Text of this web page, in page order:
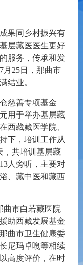
果同乡村振兴有
层藏医医生更好
服务，传承和发
7月 25日，那曲市
结业。
慈善专项基金
用于举办基层藏
西藏藏医学院、
下， 培训工作从
，共培训基层藏
13人旁听， 主要对
、藏中医和藏西
曲市白若藏医院
助西藏发展基金
曲市卫生健康委
尼玛卓嘎等相续
高度评价，在时